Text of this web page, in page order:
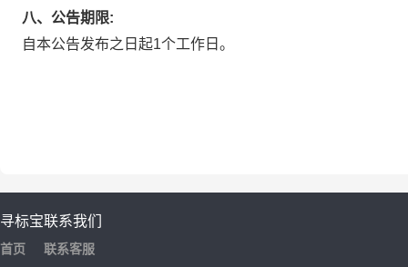
八、公告期限:
自本公告发布之日起1个工作日。
寻标宝
首页
联系我们
联系客服